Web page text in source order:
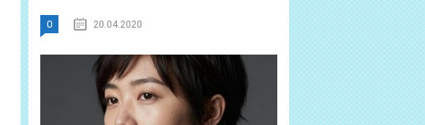
0 20.04.2020